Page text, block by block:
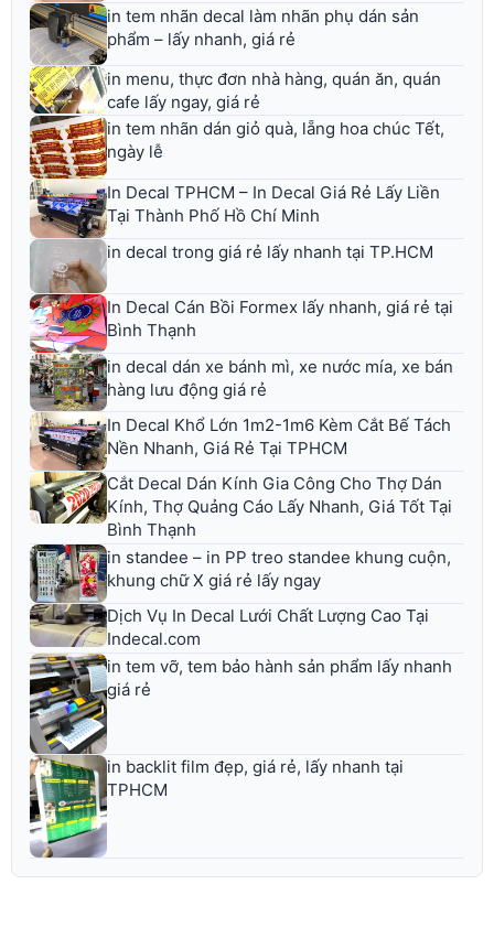
in tem nhãn decal làm nhãn phụ dán sản
phẩm – lấy nhanh, giá rẻ
in menu, thực đơn nhà hàng, quán ăn, quán
cafe lấy ngay, giá rẻ
in tem nhãn dán giỏ quà, lẵng hoa chúc Tết,
ngày lễ
In Decal TPHCM – In Decal Giá Rẻ Lấy Liền
Tại Thành Phố Hồ Chí Minh
in decal trong giá rẻ lấy nhanh tại TP.HCM
In Decal Cán Bồi Formex lấy nhanh, giá rẻ tại
Bình Thạnh
in decal dán xe bánh mì, xe nước mía, xe bán
hàng lưu động giá rẻ
In Decal Khổ Lớn 1m2-1m6 Kèm Cắt Bế Tách
Nền Nhanh, Giá Rẻ Tại TPHCM
Cắt Decal Dán Kính Gia Công Cho Thợ Dán
Kính, Thợ Quảng Cáo Lấy Nhanh, Giá Tốt Tại
Bình Thạnh
in standee – in PP treo standee khung cuộn,
khung chữ X giá rẻ lấy ngay
Dịch Vụ In Decal Lưới Chất Lượng Cao Tại
Indecal.com
in tem vỡ, tem bảo hành sản phẩm lấy nhanh
giá rẻ
in backlit film đẹp, giá rẻ, lấy nhanh tại
TPHCM